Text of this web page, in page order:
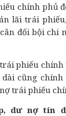
chính phủ
lãi trái
đối bội chi
phiếu
cũng
trái phiếu
dư nợ tín